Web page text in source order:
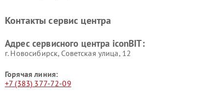
Контакты сервис центра
Адрес сервисного центра iconBIT:
г. Новосибирск, Советская улица, 12
Горячая линия:
+7 (383) 377-72-09